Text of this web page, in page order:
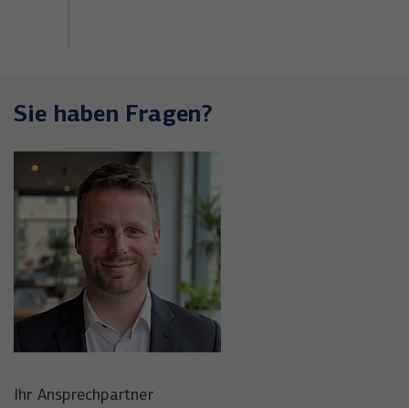
Sie haben Fragen?
Ihr Ansprechpartner